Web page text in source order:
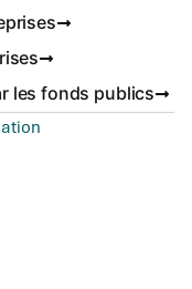
les fonds publics